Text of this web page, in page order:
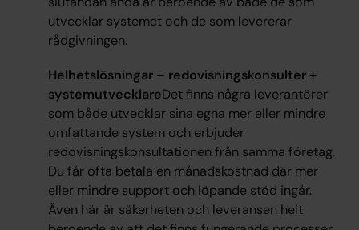
utvecklar systemet och de som levererar
rådgivningen.
Helhetslösningar – redovisningskonsulter +
systemutvecklareDet finns några leverantörer
som både utvecklar sina egna mer eller mindre
omfattande system och erbjuder
redovisningskonsultationen från samma företag.
Du får ofta betala en månadskostnad där mer
eller mindre support och löpande stöd ingår.
Även här är säkerheten och leveransen helt